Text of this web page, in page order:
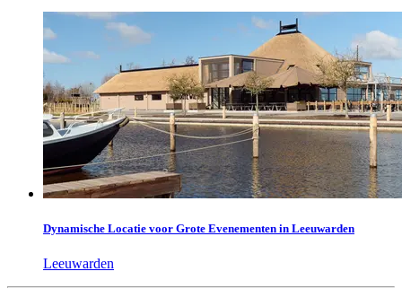
Dynamische Locatie voor Grote Evenementen in Leeuwarden
Leeuwarden